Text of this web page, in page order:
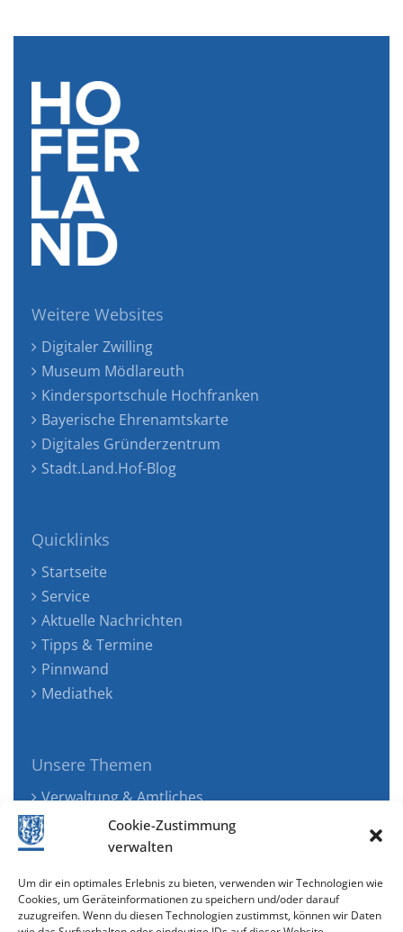
Cookie-Zustimmung
verwalten
Um dir ein optimales Erlebnis zu bieten, verwenden wir Technologien wie
Cookies, um Geräteinformationen zu speichern und/oder darauf
zuzugreifen. Wenn du diesen Technologien zustimmst, können wir Daten
Weitere Websites
Digitaler Zwilling
Museum Mödlareuth
Kindersportschule Hochfranken
Bayerische Ehrenamtskarte
Digitales Gründerzentrum
Stadt.Land.Hof-Blog
Quicklinks
Startseite
Service
Aktuelle Nachrichten
Tipps & Termine
Pinnwand
Mediathek
Unsere Themen
Verwaltung & Amtliches
Jugend, Familie & Gesundheit
Tourismus, Freizeit & Ökologie
Wirtschaft & Verkehr
Senioren & Inklusion